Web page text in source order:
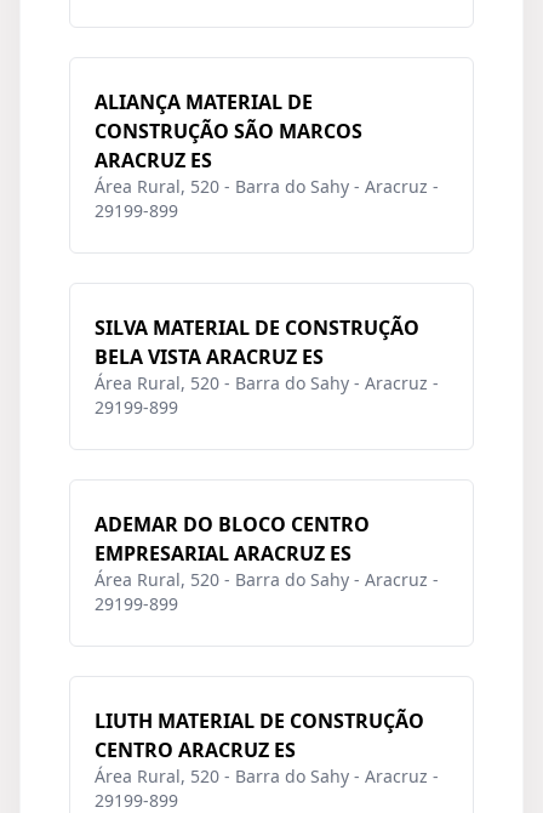
ALIANÇA MATERIAL DE
CONSTRUÇÃO SÃO MARCOS
ARACRUZ ES
Área Rural, 520 - Barra do Sahy - Aracruz -
29199-899
SILVA MATERIAL DE CONSTRUÇÃO
BELA VISTA ARACRUZ ES
Área Rural, 520 - Barra do Sahy - Aracruz -
29199-899
ADEMAR DO BLOCO CENTRO
EMPRESARIAL ARACRUZ ES
Área Rural, 520 - Barra do Sahy - Aracruz -
29199-899
LIUTH MATERIAL DE CONSTRUÇÃO
CENTRO ARACRUZ ES
Área Rural, 520 - Barra do Sahy - Aracruz -
29199-899